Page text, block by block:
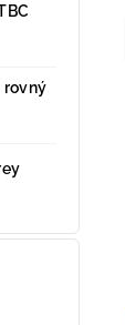
rovný